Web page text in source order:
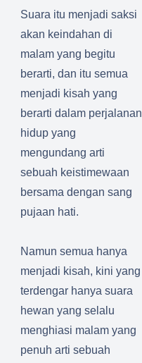
Suara itu menjadi saksi
akan keindahan di
malam yang begitu
berarti, dan itu semua
menjadi kisah yang
berarti dalam perjalanan
hidup yang
mengundang arti
sebuah keistimewaan
bersama dengan sang
pujaan hati.
Namun semua hanya
menjadi kisah, kini yang
terdengar hanya suara
hewan yang selalu
menghiasi malam yang
penuh arti sebuah